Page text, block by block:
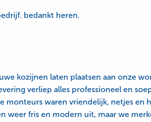
bedankt heren.
kozijnen laten plaatsen aan onze
verliep alles professioneel en
monteurs waren vriendelijk, netjes
weer fris en modern uit, maar we